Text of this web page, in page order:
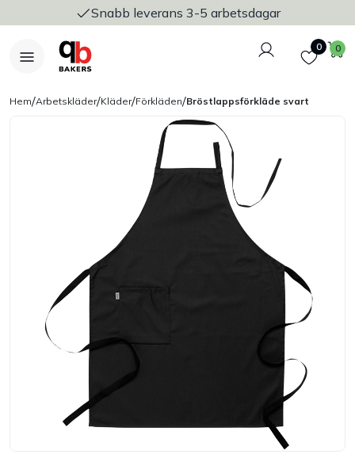
Snabb leverans 3-5 arbetsdagar
Logga in
Favoriter
0 0
Bageriplåtar & bakformar
Stickvagnar & transport
Utensilier
Råvaruhantering & lagring
Hem/Arbetskläder/Kläder/Förkläden/Bröstlappsförkläde svart